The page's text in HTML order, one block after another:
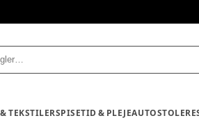
TEKSTILERSPISETID & PLEJEAUTOSTOLE